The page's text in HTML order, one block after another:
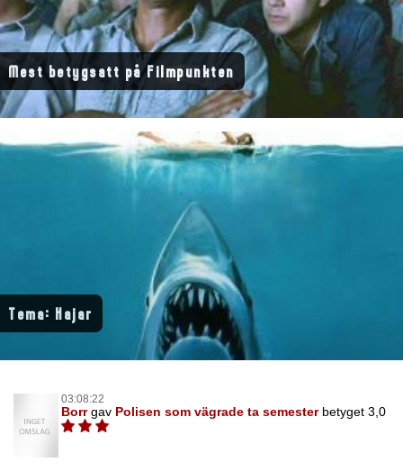
Mest betygsatt på Filmpunkten
Tema: Hajar
03:08:22
Borrgav Polisen som vägrade ta semester betyget 3,0